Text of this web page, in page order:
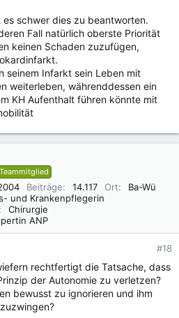
es schwer dies zu beantworten.
Fall natürlich oberste Priorität
keinen Schaden zuzufügen,
seinem Infarkt sein Leben mit
weiterleben, währenddessen ein
KH Aufenthalt führen könnte mit
Teammitglied
Beiträge 14.117 Ort
Ba-Wü
und Krankenpflegerin
Chirurgie
ANP
#18
rechtfertigt die Tatsache, dass
der Autonomie zu verletzen?
bewusst zu ignorieren und ihm